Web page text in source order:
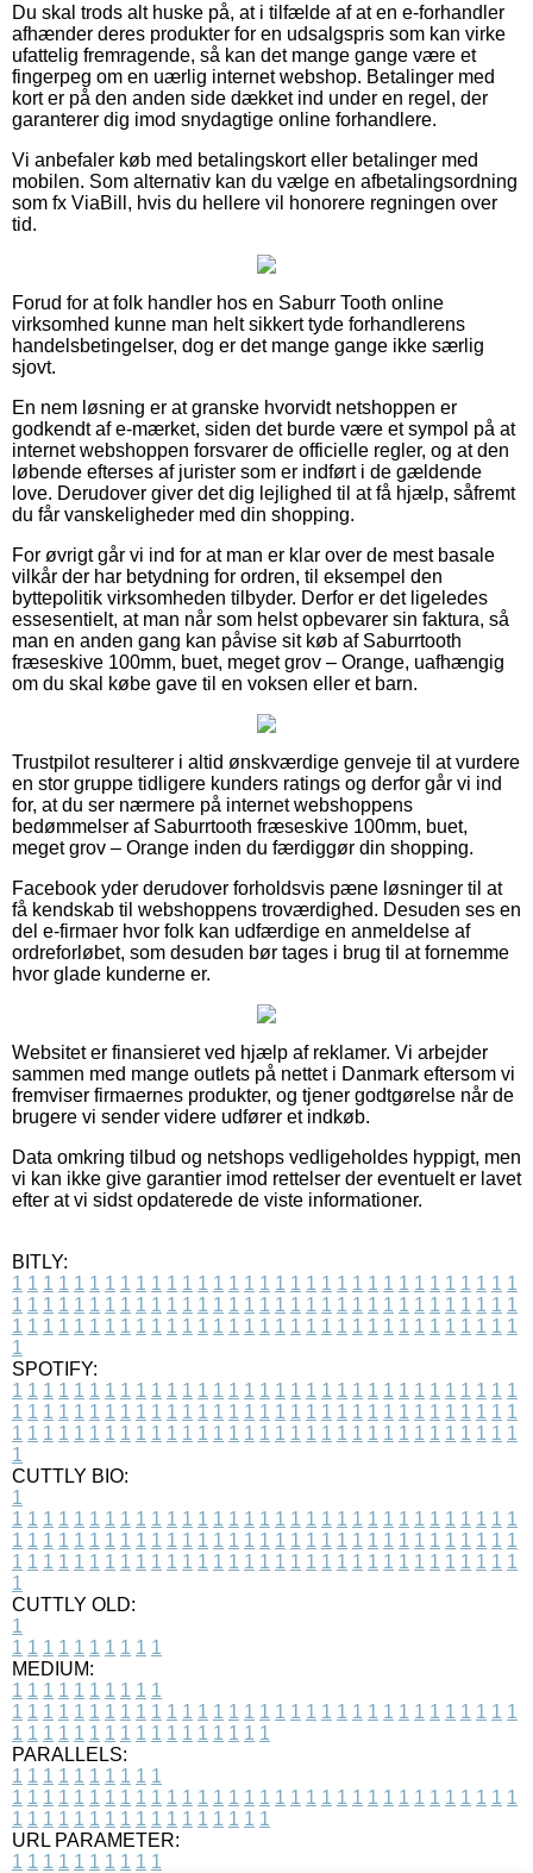
Du skal trods alt huske på, at i tilfælde af at en e-forhandler
afhænder deres produkter for en udsalgspris som kan virke
ufattelig fremragende, så kan det mange gange være et
fingerpeg om en uærlig internet webshop. Betalinger med
kort er på den anden side dækket ind under en regel, der
garanterer dig imod snydagtige online forhandlere.
Vi anbefaler køb med betalingskort eller betalinger med
mobilen. Som alternativ kan du vælge en afbetalingsordning
som fx ViaBill, hvis du hellere vil honorere regningen over
tid.
Forud for at folk handler hos en Saburr Tooth online
virksomhed kunne man helt sikkert tyde forhandlerens
handelsbetingelser, dog er det mange gange ikke særlig
sjovt.
En nem løsning er at granske hvorvidt netshoppen er
godkendt af e-mærket, siden det burde være et sympol på at
internet webshoppen forsvarer de officielle regler, og at den
løbende efterses af jurister som er indført i de gældende
love. Derudover giver det dig lejlighed til at få hjælp, såfremt
du får vanskeligheder med din shopping.
For øvrigt går vi ind for at man er klar over de mest basale
vilkår der har betydning for ordren, til eksempel den
byttepolitik virksomheden tilbyder. Derfor er det ligeledes
essesentielt, at man når som helst opbevarer sin faktura, så
man en anden gang kan påvise sit køb af Saburrtooth
fræseskive 100mm, buet, meget grov – Orange, uafhængig
om du skal købe gave til en voksen eller et barn.
Trustpilot resulterer i altid ønskværdige genveje til at vurdere
en stor gruppe tidligere kunders ratings og derfor går vi ind
for, at du ser nærmere på internet webshoppens
bedømmelser af Saburrtooth fræseskive 100mm, buet,
meget grov – Orange inden du færdiggør din shopping.
Facebook yder derudover forholdsvis pæne løsninger til at
få kendskab til webshoppens troværdighed. Desuden ses en
del e-firmaer hvor folk kan udfærdige en anmeldelse af
ordreforløbet, som desuden bør tages i brug til at fornemme
hvor glade kunderne er.
Websitet er finansieret ved hjælp af reklamer. Vi arbejder
sammen med mange outlets på nettet i Danmark eftersom vi
fremviser firmaernes produkter, og tjener godtgørelse når de
brugere vi sender videre udfører et indkøb.
Data omkring tilbud og netshops vedligeholdes hyppigt, men
vi kan ikke give garantier imod rettelser der eventuelt er lavet
efter at vi sidst opdaterede de viste informationer.
BITLY:
1 1 1 1 1 1 1 1 1 1 1 1 1 1 1 1 1 1 1 1 1 1 1 1 1 1 1 1 1 1 1 1 1
1 1 1 1 1 1 1 1 1 1 1 1 1 1 1 1 1 1 1 1 1 1 1 1 1 1 1 1 1 1 1 1 1
1 1 1 1 1 1 1 1 1 1 1 1 1 1 1 1 1 1 1 1 1 1 1 1 1 1 1 1 1 1 1 1 1
1
SPOTIFY:
1 1 1 1 1 1 1 1 1 1 1 1 1 1 1 1 1 1 1 1 1 1 1 1 1 1 1 1 1 1 1 1 1
1 1 1 1 1 1 1 1 1 1 1 1 1 1 1 1 1 1 1 1 1 1 1 1 1 1 1 1 1 1 1 1 1
1 1 1 1 1 1 1 1 1 1 1 1 1 1 1 1 1 1 1 1 1 1 1 1 1 1 1 1 1 1 1 1 1
1
CUTTLY BIO:
1
1 1 1 1 1 1 1 1 1 1 1 1 1 1 1 1 1 1 1 1 1 1 1 1 1 1 1 1 1 1 1 1 1
1 1 1 1 1 1 1 1 1 1 1 1 1 1 1 1 1 1 1 1 1 1 1 1 1 1 1 1 1 1 1 1 1
1 1 1 1 1 1 1 1 1 1 1 1 1 1 1 1 1 1 1 1 1 1 1 1 1 1 1 1 1 1 1 1 1
1
CUTTLY OLD:
1
1 1 1 1 1 1 1 1 1 1
MEDIUM:
1 1 1 1 1 1 1 1 1 1
1 1 1 1 1 1 1 1 1 1 1 1 1 1 1 1 1 1 1 1 1 1 1 1 1 1 1 1 1 1 1 1 1
1 1 1 1 1 1 1 1 1 1 1 1 1 1 1 1 1
PARALLELS:
1 1 1 1 1 1 1 1 1 1
1 1 1 1 1 1 1 1 1 1 1 1 1 1 1 1 1 1 1 1 1 1 1 1 1 1 1 1 1 1 1 1 1
1 1 1 1 1 1 1 1 1 1 1 1 1 1 1 1 1
URL PARAMETER:
1 1 1 1 1 1 1 1 1 1